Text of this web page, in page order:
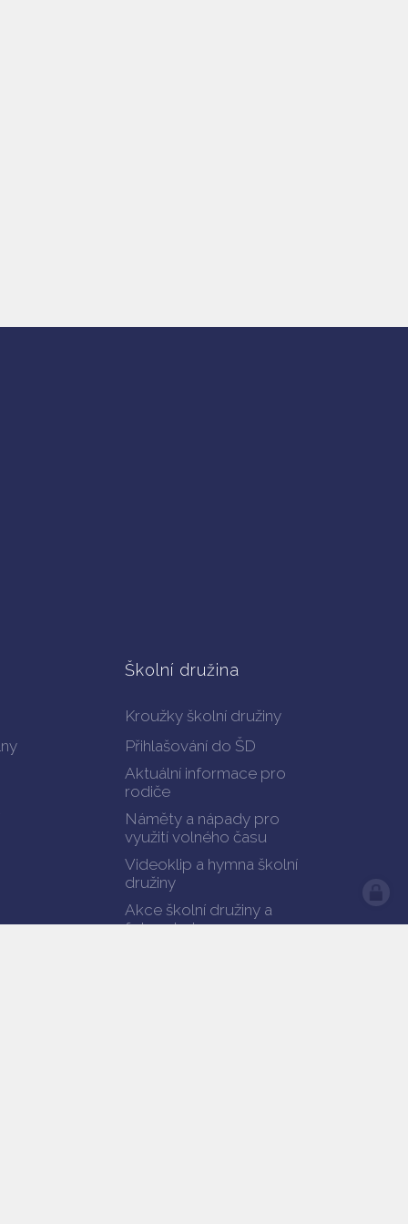
Školní družina
Kroužky školní družiny
Přihlašování do ŠD
Aktuální informace pro
rodiče
Náměty a nápady pro
využití volného času
Videoklip a hymna školní
družiny
Akce školní družiny a
fotogalerie